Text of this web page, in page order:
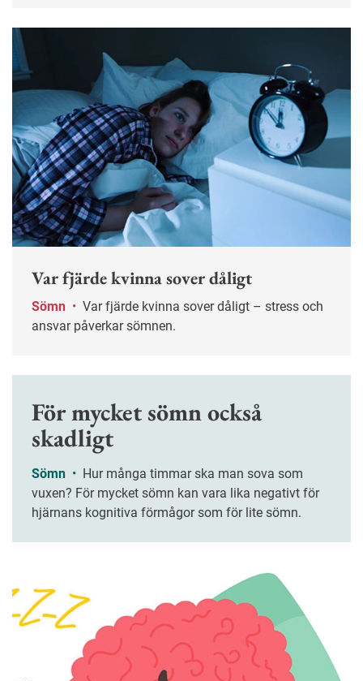
Var fjärde kvinna sover dåligt
Sömn •
ansvar påverkar sömnen.
För mycket sömn också
skadligt
Sömn •
vuxen? För mycket sömn kan vara lika negativt för
hjärnans kognitiva förmågor som för lite sömn.